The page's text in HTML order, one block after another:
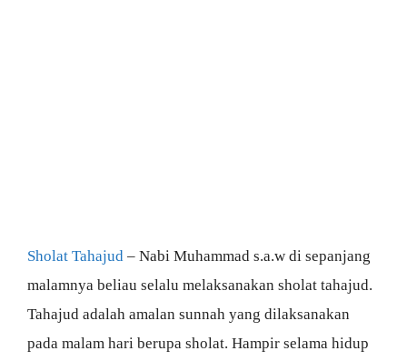
Sholat Tahajud – Nabi Muhammad s.a.w di sepanjang
malamnya beliau selalu melaksanakan sholat tahajud.
Tahajud adalah amalan sunnah yang dilaksanakan
pada malam hari berupa sholat. Hampir selama hidup